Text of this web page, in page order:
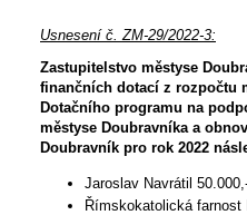
Usnesení č. ZM-29/2022-3:
Zastupitelstvo městyse
finančních dotací z rozpočtu
Dotačního programu na
městyse Doubravníka a
Doubravník pro rok 2022
Jaroslav Navrátil
Římskokatolická farnost